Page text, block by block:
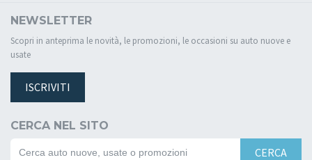
NEWSLETTER
Scopri in anteprima le novità, le promozioni, le occasioni su auto nuove e
usate
ISCRIVITI
CERCA NEL SITO
CERCA